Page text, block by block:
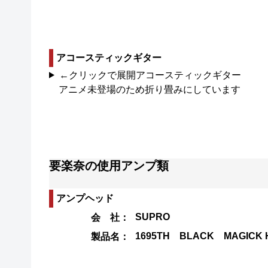
アコースティックギター
←クリックで展開アコースティックギター
アニメ未登場のため折り畳みにしています
要楽奈の使用アンプ類
アンプヘッド
会 社：
SUPRO
製品名：
1695TH BLACK MAGICK